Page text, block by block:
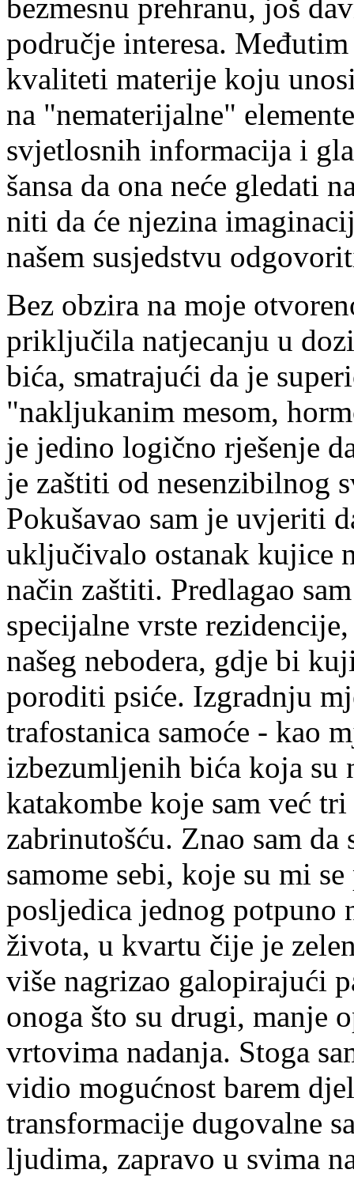
bezmesnu prehranu, još
područje interesa.
kvaliteti materije koju
na "nematerijalne"
svjetlosnih informacija i
šansa da ona neće gledati
niti da će njezina
našem susjedstvu
Bez obzira na moje
priključila natjecanju u
bića, smatrajući da je
"nakljukanim mesom,
je jedino logično rješenje
je zaštiti od nesenzibilnog
Pokušavao sam je uvjeriti
uključivalo ostanak kujice
način zaštiti. Predlagao
specijalne vrste
našeg nebodera, gdje bi
poroditi psiće. Izgradnju
trafostanica samoće - kao
izbezumljenih bića koja su
katakombe koje sam već
zabrinutošću. Znao sam
samome sebi, koje su mi
posljedica jednog potpuno
života, u kvartu čije je
više nagrizao galopirajući
onoga što su drugi, manje
vrtovima nadanja. Stoga
vidio mogućnost barem
transformacije dugovalne
ljudima, zapravo u svima